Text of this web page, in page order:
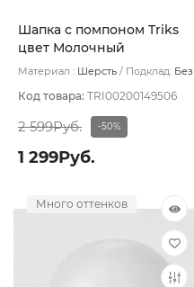
Шапка с помпоном Triks
цвет Молочный
Материал : Шерсть Подклад: Без
Код товара: TRI00200149506
2 599Руб. -50%
1 299Руб.
Много оттенков